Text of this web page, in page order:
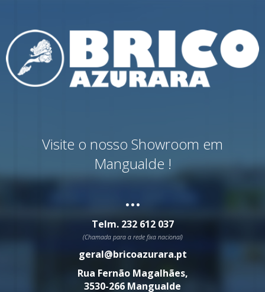
Visite o nosso Showroom em
Mangualde !
...
Telm. 232 612 037
(Chamada para a rede fixa nacional)
geral@bricoazurara.pt
Rua Fernão Magalhães,
3530-266 Mangualde